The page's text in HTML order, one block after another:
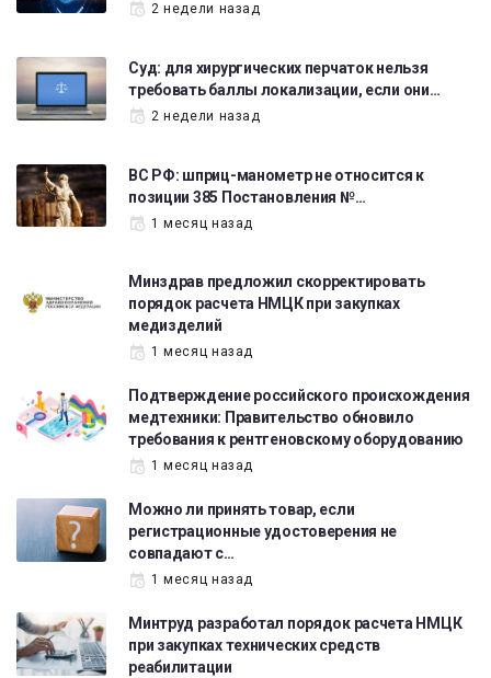
2 недели назад
Суд: для хирургических перчаток нельзя
требовать баллы локализации, если они…
2 недели назад
ВС РФ: шприц-манометр не относится к
позиции 385 Постановления №…
1 месяц назад
Минздрав предложил скорректировать
порядок расчета НМЦК при закупках
медизделий
1 месяц назад
Подтверждение российского происхождения
медтехники: Правительство обновило
требования к рентгеновскому оборудованию
1 месяц назад
Можно ли принять товар, если
регистрационные удостоверения не
совпадают с…
1 месяц назад
Минтруд разработал порядок расчета НМЦК
при закупках технических средств
реабилитации